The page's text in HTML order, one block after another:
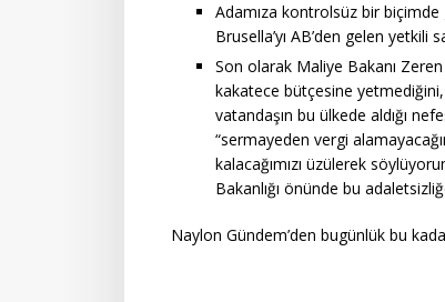
Adamıza kontrolsüz bir biçimde
Brusella’yı AB’den gelen yetkili
Son olarak Maliye Bakanı
kakatece bütçesine
vatandaşın bu ülkede aldığı
“sermayeden vergi
kalacağımızı üzülerek
Bakanlığı önünde bu
Naylon Gündem’den bugünlük bu